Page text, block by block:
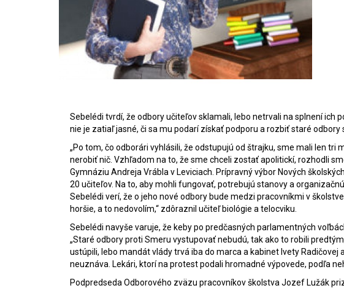
Sebelédi tvrdí, že odboryučiteľovsklamali, lebo netrvali na splnení ich
nie je zatiaľ jasné, či sa mu podarí získať podporu a rozbiť staré odbory
„Po tom, čo odborári vyhlásili, že odstupujú od štrajku, sme mali len
nerobiť nič. Vzhľadom na to, že sme chceli zostať apolitickí, rozhodli
Gymnáziu Andreja Vrábla v Leviciach. Prípravný výbor Nových
20 učiteľov. Na to, aby mohli fungovať, potrebujú stanovy a
Sebelédi verí, že o jeho nové odbory bude medzi pracovníkmi v
horšie, a to nedovolím,“ zdôraznil učiteľbiológie a telocviku.
Sebelédi navyše varuje, že keby po predčasných parlamentných
„Staré odbory proti Smeru vystupovať nebudú, tak ako to robili
ustúpili, lebo mandát vlády trvá iba do marca a kabinet Ivety Radičovej
neuznáva. Lekári, ktorí na protest podali hromadné výpovede, podľa
Podpredseda Odborového zväzu pracovníkov školstva Jozef Lužák